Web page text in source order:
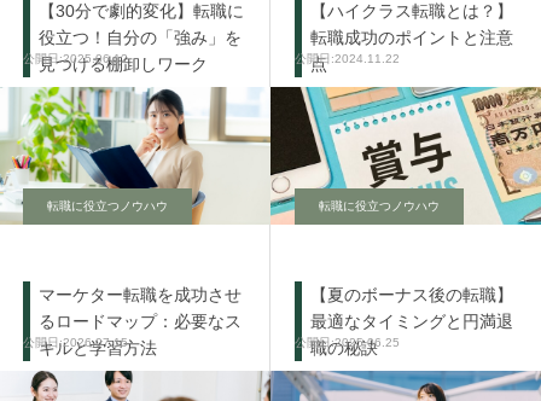
【30分で劇的変化】転職に
役立つ！自分の「強み」を
見つける棚卸しワーク
2025.06.12
【ハイクラス転職とは？】
転職成功のポイントと注意
点 2024.11.22
転職に役立つノウハウ
マーケター転職を成功させ
るロードマップ：必要なス
キルと学習方法
2026.07.15
転職に役立つノウハウ
【夏のボーナス後の転職】
最適なタイミングと円満退
職の秘訣
2025.06.25